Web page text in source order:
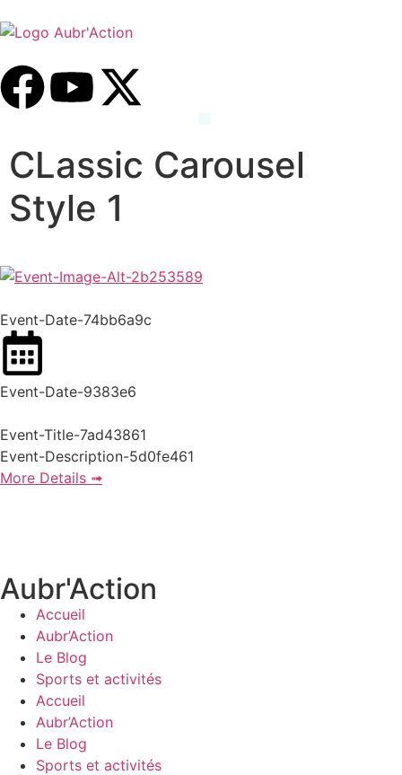
CLassic Carousel
Style 1
Event-Date-74bb6a9c
Event-Date-9383e6
Event-Title-7ad43861
Event-Description-5d0fe461
More Details ➟
Aubr'Action
Accueil
Aubr’Action
Le Blog
Sports et activités
Accueil
Aubr’Action
Le Blog
Sports et activités